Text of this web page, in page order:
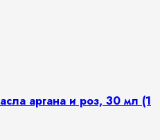
аргана и роз, 30 мл (1